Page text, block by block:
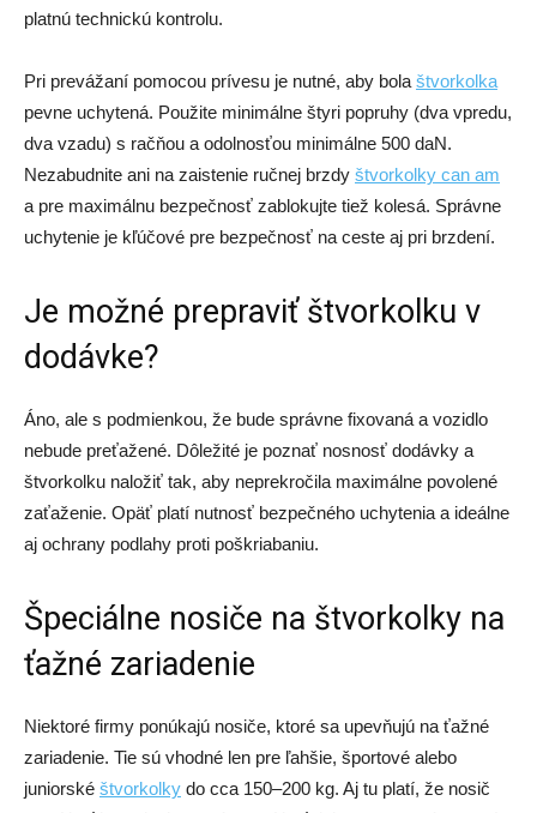
platnú technickú kontrolu.
Pri prevážaní pomocou prívesu je nutné, aby bola štvorkolka
pevne uchytená. Použite minimálne štyri popruhy (dva vpredu,
dva vzadu) s račňou a odolnosťou minimálne 500 daN.
Nezabudnite ani na zaistenie ručnej brzdy štvorkolky can am
a pre maximálnu bezpečnosť zablokujte tiež kolesá. Správne
uchytenie je kľúčové pre bezpečnosť na ceste aj pri brzdení.
Je možné prepraviť štvorkolku v
dodávke?
Áno, ale s podmienkou, že bude správne fixovaná a vozidlo
nebude preťažené. Dôležité je poznať nosnosť dodávky a
štvorkolku naložiť tak, aby neprekročila maximálne povolené
zaťaženie. Opäť platí nutnosť bezpečného uchytenia a ideálne
aj ochrany podlahy proti poškriabaniu.
Špeciálne nosiče na štvorkolky na
ťažné zariadenie
Niektoré firmy ponúkajú nosiče, ktoré sa upevňujú na ťažné
zariadenie. Tie sú vhodné len pre ľahšie, športové alebo
juniorské štvorkolky do cca 150–200 kg. Aj tu platí, že nosič